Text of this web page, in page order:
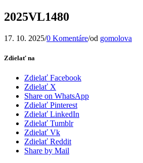
2025VL1480
17. 10. 2025/0 Komentáre/od gomolova
Zdielať na
Zdielať Facebook
Zdielať X
Share on WhatsApp
Zdielať Pinterest
Zdielať LinkedIn
Zdielať Tumblr
Zdielať Vk
Zdielať Reddit
Share by Mail